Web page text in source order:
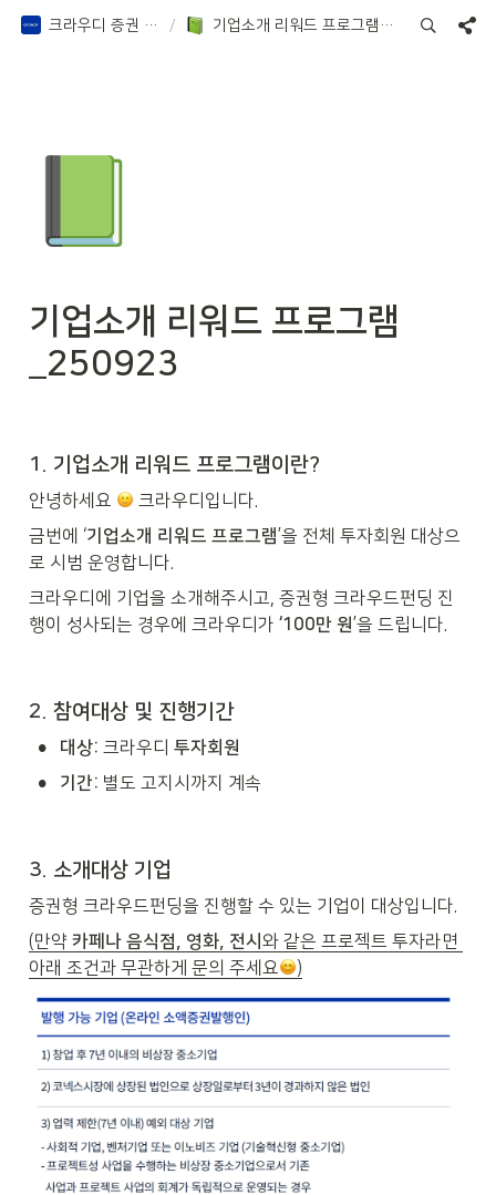
크라우디 증권 Notion / 기업소개 리워드 프로그램_250923
기업소개 리워드 프로그램
_250923
1. 기업소개 리워드 프로그램이란?
안녕하세요
크라우디입니다.
금번에 ‘기업소개 리워드 프로그램’을 전체 투자회원 대상으
로 시범 운영합니다.
크라우디에 기업을 소개해주시고, 증권형 크라우드펀딩 진
행이 성사되는 경우에 크라우디가 ‘100만 원’을 드립니다.
2. 참여대상 및 진행기간
• 대상: 크라우디 투자회원
• 기간: 별도 고지시까지 계속
3. 소개대상 기업
증권형 크라우드펀딩을 진행할 수 있는 기업이 대상입니다.
(만약 카페나 음식점, 영화, 전시 와 같은 프로젝트 투자라면
아래 조건과 무관하게 문의 주세요
)